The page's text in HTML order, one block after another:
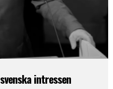
intressen